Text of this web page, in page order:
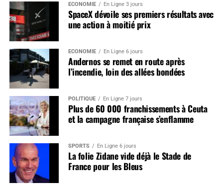
ÉCONOMIE En Ligne 3 jours
SpaceX dévoile ses premiers résultats avec
une action à moitié prix
ÉCONOMIE En Ligne 6 jours
Andernos se remet en route après
l’incendie, loin des allées bondées
POLITIQUE En Ligne 7 jours
Plus de 60 000 franchissements à Ceuta
et la campagne française s’enflamme
SPORTS En Ligne 6 jours
La folie Zidane vide déjà le Stade de
France pour les Bleus